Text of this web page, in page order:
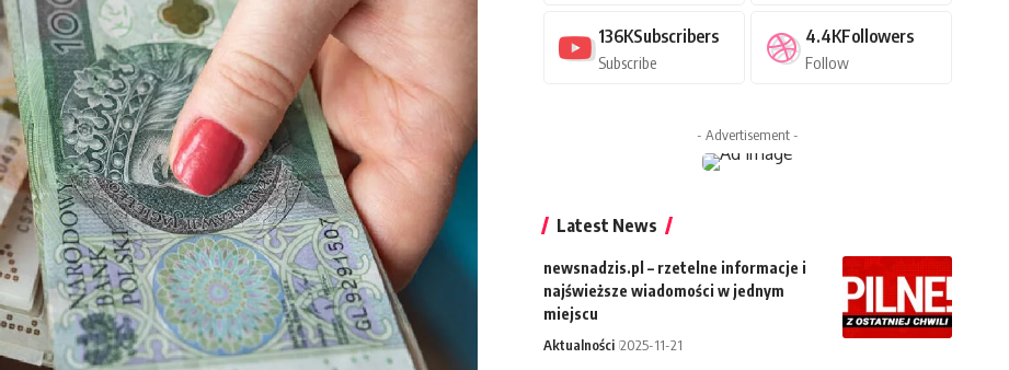
136KSubscribers
Subscribe
4.4KFollowers
Follow
- Advertisement -
Latest News
newsnadzis.pl – rzetelne informacje i
najświeższe wiadomości w jednym
miejscu
Aktualności 2025-11-21